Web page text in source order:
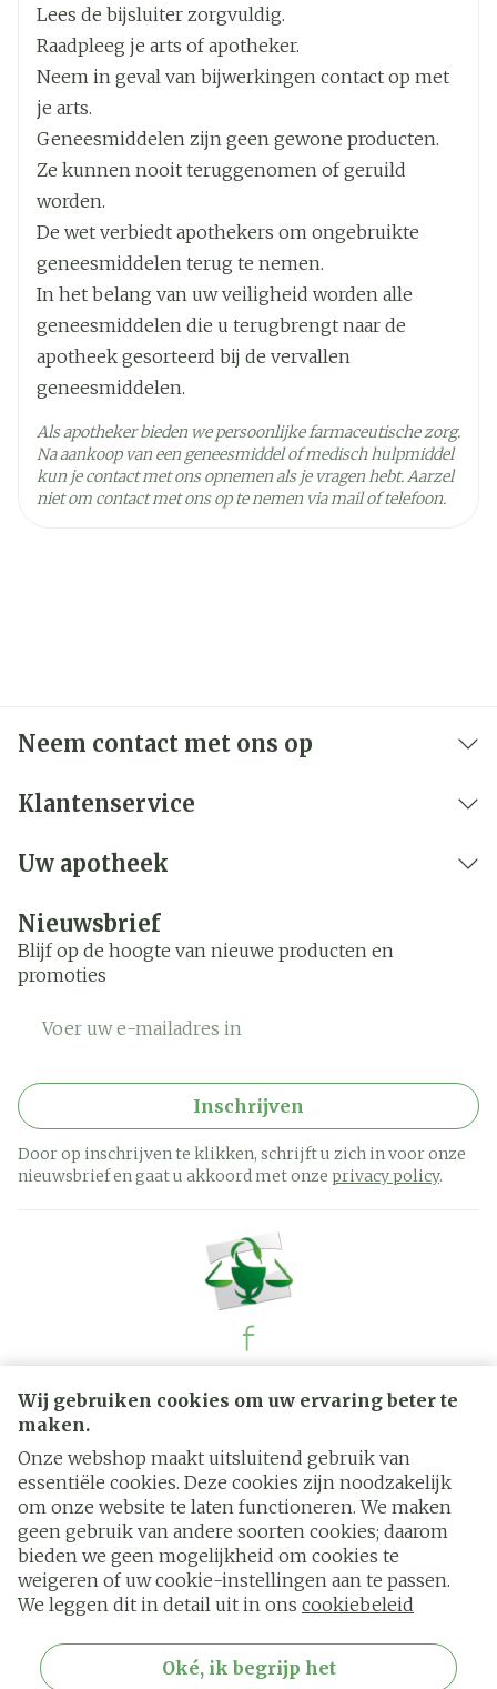
Wij gebruiken cookies om uw ervaring beter te
maken.
Onze webshop maakt uitsluitend gebruik van
essentiële cookies. Deze cookies zijn noodzakelijk
om onze website te laten functioneren. We maken
geen gebruik van andere soorten cookies; daarom
bieden we geen mogelijkheid om cookies te
weigeren of uw cookie-instellingen aan te passen.
We leggen dit in detail uit in ons cookiebeleid
Oké, ik begrijp het
54 mm
Hoeveelheid
Verpakking
Actieve
Ingrediënten
ezetimibe, simvastatine
Behoud
Kamertemperatuur (15°C -
25°C)
Lees de bijsluiter zorgvuldig.
Raadpleeg je arts of apotheker.
Neem in geval van bijwerkingen contact op met
je arts.
Geneesmiddelen zijn geen gewone producten.
Ze kunnen nooit teruggenomen of geruild
worden.
De wet verbiedt apothekers om ongebruikte
geneesmiddelen terug te nemen.
In het belang van uw veiligheid worden alle
geneesmiddelen die u terugbrengt naar de
apotheek gesorteerd bij de vervallen
geneesmiddelen.
Als apotheker bieden we persoonlijke farmaceutische zorg.
Na aankoop van een geneesmiddel of medisch hulpmiddel
kun je contact met ons opnemen als je vragen hebt. Aarzel
niet om contact met ons op te nemen via mail of telefoon.
Neem contact met ons op
Klantenservice
Uw apotheek
Nieuwsbrief
Blijf op de hoogte van nieuwe producten en
promoties
Inschrijven
Door op inschrijven te klikken, schrijft u zich in voor onze
nieuwsbrief en gaat u akkoord met onze privacy policy.
Juridische links